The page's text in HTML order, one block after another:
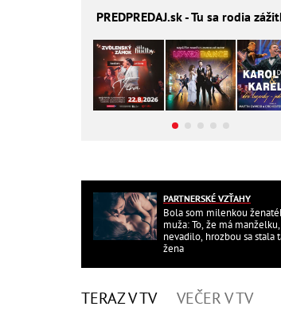
PREDPREDAJ.sk - Tu sa rodia
PARTNERSKÉ VZŤAHY
Bola som milenkou
muža: To, že má
nevadilo, hrozbou sa stala
žena
TERAZ V TV VEČER V TV